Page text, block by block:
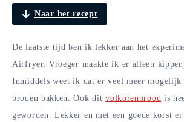
Naar het recept
De laatste tijd ben ik lekker aan het
Airfryer. Vroeger maakte ik er alleen
Inmiddels weet ik dat er veel meer
broden bakken. Ook ditvolkorenbrood is
geworden. Lekker en met een goede korst er